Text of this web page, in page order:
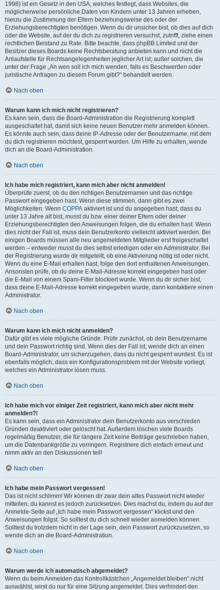
1998) ist ein Gesetz in den USA, welches festlegt, dass Websites, die
möglicherweise persönliche Daten von Kindern unter 13 Jahren erheben,
hierzu die Zustimmung der Eltern beziehungsweise des oder der
Erziehungsberechtigten benötigen. Wenn du dir unsicher bist, ob dies auf dich
oder die Website, auf der du dich zu registrieren versuchst, zutrifft, ziehe einen
rechtlichen Beistand zu Rate. Bitte beachte, dass phpBB Limited und der
Besitzer dieses Boards keine Rechtsberatung anbieten kann und nicht die
Anlaufstelle für Rechtsangelegenheiten jeglicher Art ist; außer solchen, die
unter der Frage „An wen soll ich mich wenden, falls es Beschwerden oder
juristische Anfragen zu diesem Forum gibt?“ behandelt werden.
Nach oben
Warum kann ich mich nicht registrieren?
Es kann sein, dass die Board-Administration die Registrierung komplett
ausgeschaltet hat, damit sich keine neuen Benutzer mehr anmelden können.
Es könnte auch sein, dass deine IP-Adresse oder der Benutzername, mit dem
du dich registrieren möchtest, gesperrt wurden. Um Hilfe zu erhalten, wende
dich an die Board-Administration.
Nach oben
Ich habe mich registriert, kann mich aber nicht anmelden!
Überprüfe zuerst, ob du den richtigen Benutzernamen und das richtige
Passwort eingegeben hast. Wenn diese stimmen, dann gibt es zwei
Möglichkeiten. Wenn COPPA aktiviert ist und du angegeben hast, dass du
unter 13 Jahre alt bist, musst du bzw. einer deiner Eltern oder deiner
Erziehungsberechtigten den Anweisungen folgen, die du erhalten hast. Wenn
dies nicht der Fall ist, muss dein Benutzerkonto vielleicht aktiviert werden. Bei
einigen Boards müssen alle neu angemeldeten Mitglieder erst freigeschaltet
werden – entweder musst du dies selbst erledigen oder ein Administrator. Bei
der Registrierung wurde dir mitgeteilt, ob eine Aktivierung nötig ist oder nicht.
Wenn du eine E-Mail erhalten hast, folge den dort enthaltenen Anweisungen.
Ansonsten prüfe, ob du deine E-Mail-Adresse korrekt eingegeben hast oder
die E-Mail von einem Spam-Filter blockiert wurde. Wenn du dir sicher bist,
dass deine E-Mail-Adresse korrekt eingegeben wurde, dann kontaktiere einen
Administrator.
Nach oben
Warum kann ich mich nicht anmelden?
Dafür gibt es viele mögliche Gründe. Prüfe zunächst, ob dein Benutzername
und dein Passwort richtig sind. Wenn dies der Fall ist, wende dich an einen
Board-Administrator, um sicherzugehen, dass du nicht gesperrt wurdest. Es ist
ebenfalls möglich, dass ein Konfigurationsproblem mit der Website vorliegt,
welches ein Administrator lösen muss.
Nach oben
Ich habe mich vor einiger Zeit registriert, kann mich aber nicht mehr
anmelden?!
Es kann sein, dass ein Administrator dein Benutzerkonto aus verschieden
Gründen deaktiviert oder gelöscht hat. Außerdem löschen viele Boards
regelmäßig Benutzer, die für längere Zeit keine Beiträge geschrieben haben,
um die Datenbankgröße zu verringern. Registriere dich einfach erneut und
nimm aktiv an den Diskussionen teil!
Nach oben
Ich habe mein Passwort vergessen!
Das ist nicht schlimm! Wir können dir zwar dein altes Passwort nicht wieder
mitteilen, du kannst es jedoch zurücksetzen. Dies machst du, indem du auf der
Anmelde-Seite auf „Ich habe mein Passwort vergessen“ klickst und den
Anweisungen folgst. So solltest du dich schnell wieder anmelden können.
Solltest du trotzdem nicht in der Lage sein, dein Passwort zurückzusetzen, so
wende dich an die Board-Administration.
Nach oben
Warum werde ich automatisch abgemeldet?
Wenn du beim Anmelden das Kontrollkästchen „Angemeldet bleiben“ nicht
auswählst, wirst du nur für eine Sitzung angemeldet. Dies verhindert den